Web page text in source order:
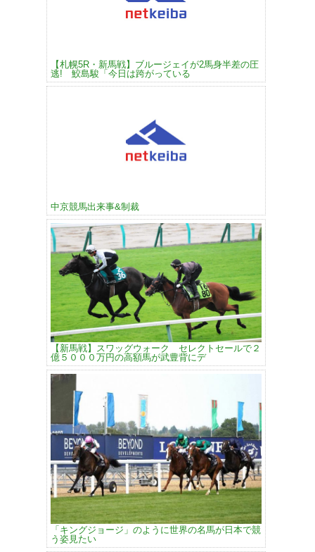
【札幌5R・新馬戦】ブルージェイが2馬身半差の圧
逃! 鮫島駿「今日は跨がっている
中京競馬出来事&制裁
【新馬戦】スワッグウォーク セレクトセールで２
億５０００万円の高額馬が武豊背にデ
「キングジョージ」のように世界の名馬が日本で競
う姿見たい